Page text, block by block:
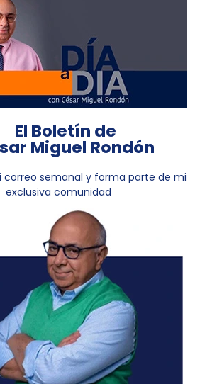
El Boletín de
Miguel Rondón
correo semanal y forma parte de mi
exclusiva comunidad